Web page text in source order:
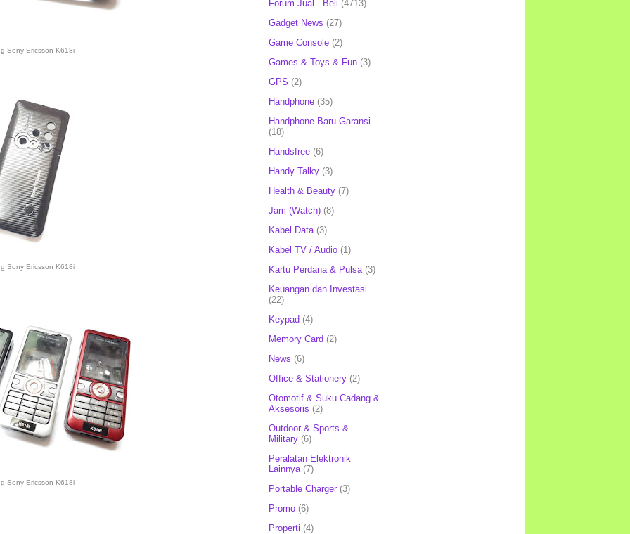
Sony Ericsson K618i
Sony Ericsson K618i
Sony Ericsson K618i
Forum Jual - Beli (4713)
Gadget News (27)
Game Console (2)
Games & Toys & Fun (3)
GPS (2)
Handphone (35)
Handphone Baru Garansi
(18)
Handsfree (6)
Handy Talky (3)
Health & Beauty (7)
Jam (Watch) (8)
Kabel Data (3)
Kabel TV / Audio (1)
Kartu Perdana & Pulsa (3)
Keuangan dan Investasi
(22)
Keypad (4)
Memory Card (2)
News (6)
Office & Stationery (2)
Otomotif & Suku Cadang &
Aksesoris (2)
Outdoor & Sports &
Military (6)
Peralatan Elektronik
Lainnya (7)
Portable Charger (3)
Promo (6)
Properti (4)